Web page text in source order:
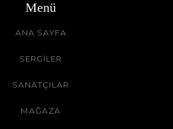
Menü
ANA SAYFA
SERGİLER
SANATÇILAR
MAĞAZA